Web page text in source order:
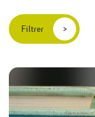
Filtrer